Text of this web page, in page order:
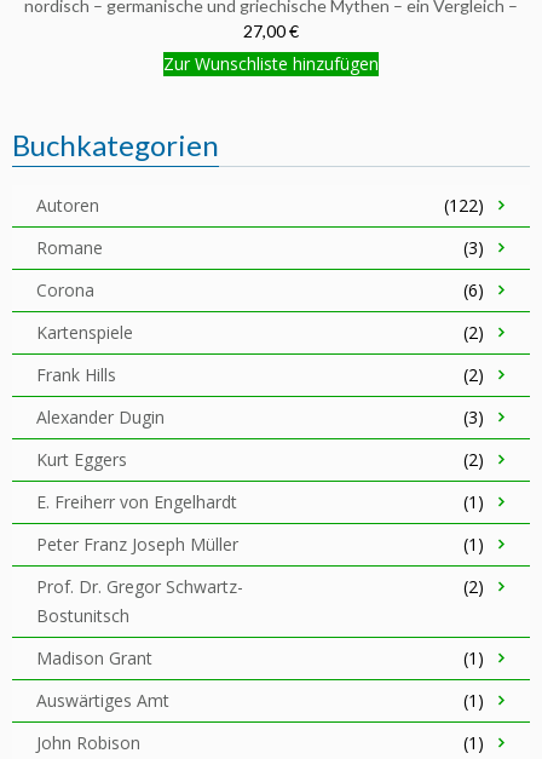
nordisch – germanische und griechische Mythen – ein Vergleich –
27,00 €
Zur Wunschliste hinzufügen
Buchkategorien
Autoren
(122)
Romane
(3)
Corona
(6)
Kartenspiele
(2)
Frank Hills
(2)
Alexander Dugin
(3)
Kurt Eggers
(2)
E. Freiherr von Engelhardt
(1)
Peter Franz Joseph Müller
(1)
Prof. Dr. Gregor Schwartz-
Bostunitsch
(2)
Madison Grant
(1)
Auswärtiges Amt
(1)
John Robison
(1)